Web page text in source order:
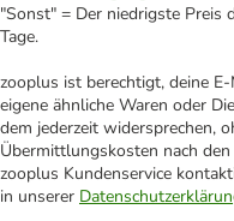
"Sonst" = Der niedrigste Preis
Tage.
zooplus ist berechtigt, deine
eigene ähnliche Waren oder
dem jederzeit widersprechen,
Übermittlungskosten nach
zooplus Kundenservice
in unserer